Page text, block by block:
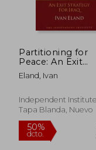
50%
Partitioning for
Peace: An Exit
Strategy for Iraq
Inglés)
Eland, Ivan
Independent Institute,
Tapa Blanda, Nuevo